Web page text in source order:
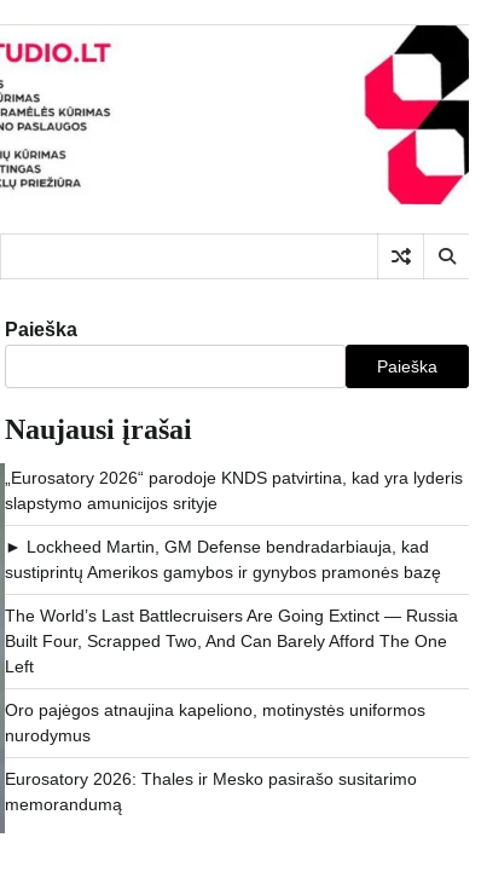
Paieška
Paieška
Naujausi įrašai
„Eurosatory 2026“ parodoje KNDS patvirtina, kad yra lyderis
slapstymo amunicijos srityje
► Lockheed Martin, GM Defense bendradarbiauja, kad
sustiprintų Amerikos gamybos ir gynybos pramonės bazę
The World’s Last Battlecruisers Are Going Extinct — Russia
Built Four, Scrapped Two, And Can Barely Afford The One
Left
Oro pajėgos atnaujina kapeliono, motinystės uniformos
nurodymus
Eurosatory 2026: Thales ir Mesko pasirašo susitarimo
memorandumą